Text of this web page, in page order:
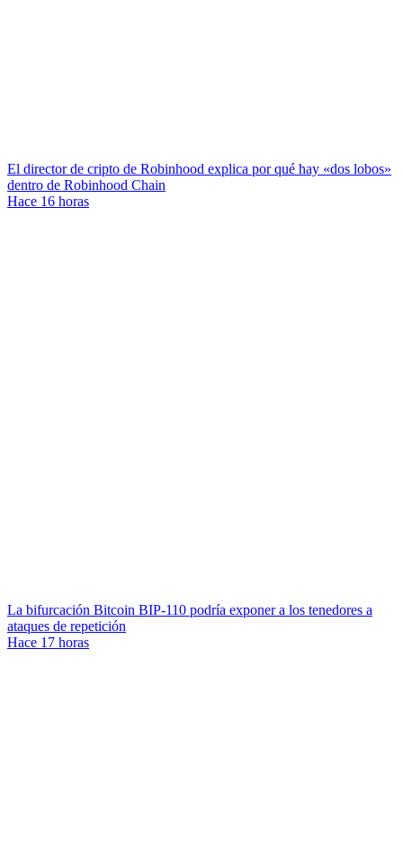
El director de cripto de Robinhood explica por qué hay «dos lobos»
dentro de Robinhood Chain
Hace 16 horas
La bifurcación Bitcoin BIP-110 podría exponer a los tenedores a
ataques de repetición
Hace 17 horas